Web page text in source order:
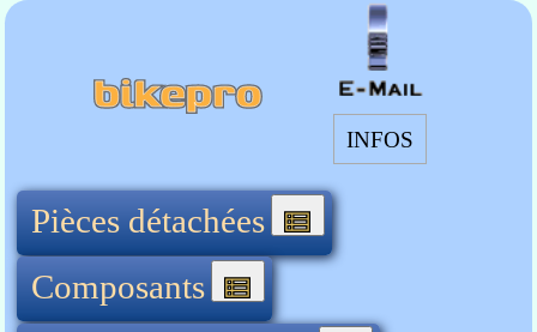
INFOS
Pièces détachées
Composants